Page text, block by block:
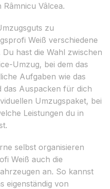
Vâlcea.
zu
Weiß verschiedene
hast die Wahl zwischen
Umzug, bei dem das
Aufgaben wie das
das Auspacken für dich
Umzugspaket, bei
Leistungen du in
selbst organisieren
Weiß auch die
an. So kannst
eigenständig von